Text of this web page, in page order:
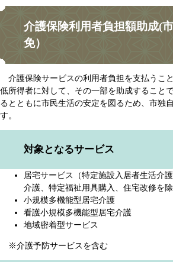
介護保険利用者負担額助成(
免）
介護保険サービスの利用者負担を支払うこ
低所得者に対して、その一部を助成すること
るとともに市民生活の安定を図るため、市独
す。
対象となるサービス
居宅サービス（特定施設入居者生活介
介護、特定福祉用具購入、住宅改修を除
小規模多機能型居宅介護
看護小規模多機能型居宅介護
地域密着型サービス
※介護予防サービスを含む